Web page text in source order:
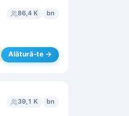
86,4 K bn
Alătură-te →
39,1 K bn